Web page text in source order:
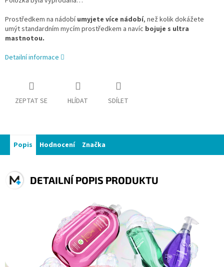
Prostředkem na nádobíumyjete více nádobí, než kolik dokážete
umýt standardním mycím prostředkem a navíc bojuje s ultra
mastnotou.
Detailní informace
ZEPTAT SE HLÍDAT SDÍLET
Popis Hodnocení Značka
DETAILNÍ POPIS PRODUKTU